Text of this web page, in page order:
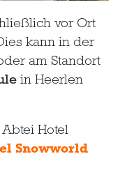
vor Ort
kann in der
am Standort
in Heerlen
Hotel
Snowworld